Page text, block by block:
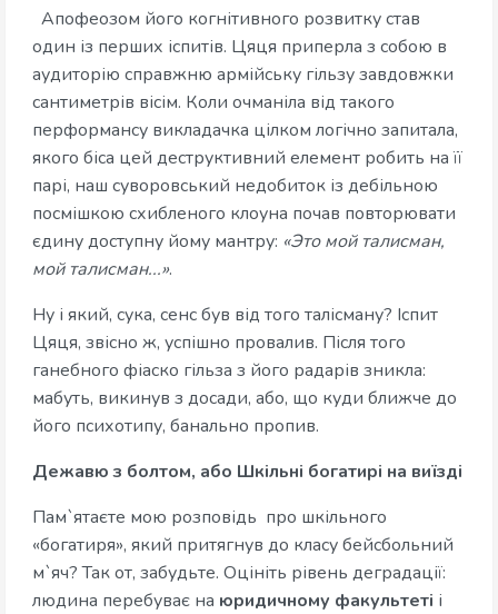
Апофеозом його когнітивного розвитку став
один із перших іспитів. Цяця приперла з собою в
аудиторію справжню армійську гільзу завдовжки
сантиметрів вісім. Коли очманіла від такого
перформансу викладачка цілком логічно запитала,
якого біса цей деструктивний елемент робить на її
парі, наш суворовський недобиток із дебільною
посмішкою схибленого клоуна почав повторювати
єдину доступну йому мантру: «Это мой талисман,
мой талисман...».
Ну і який, сука, сенс був від того талісману? Іспит
Цяця, звісно ж, успішно провалив. Після того
ганебного фіаско гільза з його радарів зникла:
мабуть, викинув з досади, або, що куди ближче до
його психотипу, банально пропив.
Дежавю з болтом, або Шкільні богатирі на виїзді
Пам`ятаєте мою розповідь про шкільного
«богатиря», який притягнув до класу бейсбольний
м`яч? Так от, забудьте. Оцініть рівень деградації:
людина перебуває на юридичному факультеті і